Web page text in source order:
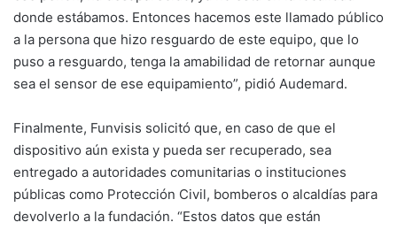
donde estábamos. Entonces hacemos este llamado público
a la persona que hizo resguardo de este equipo, que lo
puso a resguardo, tenga la amabilidad de retornar aunque
sea el sensor de ese equipamiento”, pidió Audemard.
Finalmente, Funvisis solicitó que, en caso de que el
dispositivo aún exista y pueda ser recuperado, sea
entregado a autoridades comunitarias o instituciones
públicas como Protección Civil, bomberos o alcaldías para
devolverlo a la fundación. “Estos datos que están